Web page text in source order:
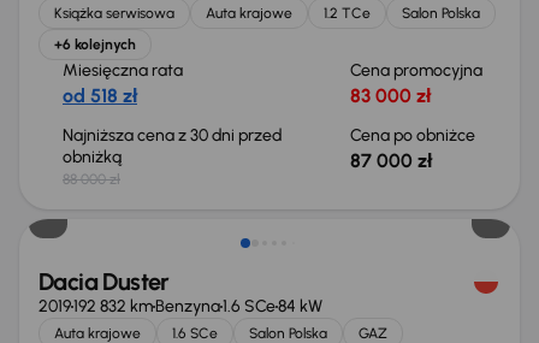
Książka serwisowa Auta krajowe 1.2 TCe
Salon Polska
+6 kolejnych
Miesięczna rata
od 518 zł
Cena promocyjna
83 000 zł
Najniższa cena z 30 dni przed
obniżką
88 000 zł
Cena po obniżce
87 000 zł
Dacia Duster
2019192 832 kmBenzyna1.6 SCe84 kW
Auta krajowe 1.6 SCe Salon Polska
GAZ